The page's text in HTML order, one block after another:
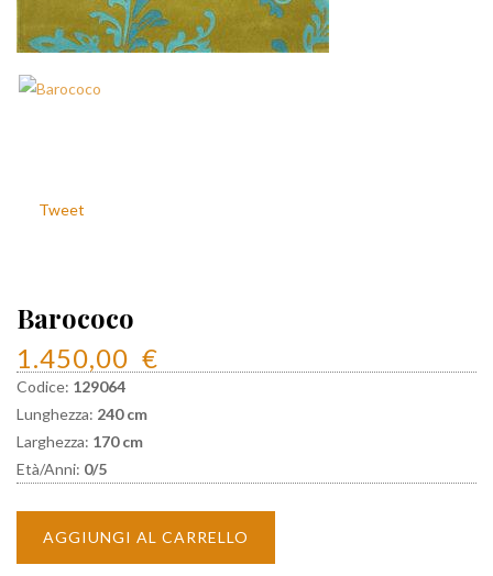
Tweet
Barococo
1.450,00 €
Codice: 129064
Lunghezza: 240 cm
Larghezza: 170 cm
Età/Anni: 0/5
AGGIUNGI AL CARRELLO